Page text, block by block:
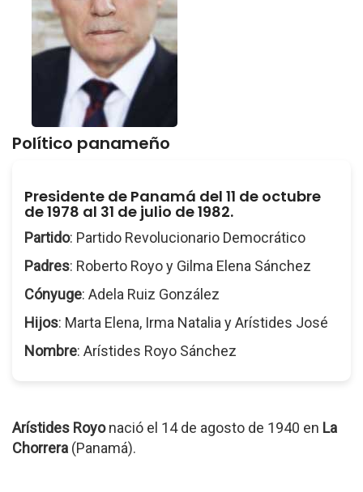
Político panameño
Presidente de Panamá del 11 de octubre
de 1978 al 31 de julio de 1982.
Partido: Partido Revolucionario Democrático
Padres: Roberto Royo y Gilma Elena Sánchez
Cónyuge: Adela Ruiz González
Hijos: Marta Elena, Irma Natalia y Arístides José
Nombre: Arístides Royo Sánchez
Arístides Royonació el 14 de agosto de 1940 en La
Chorrera (Panamá).